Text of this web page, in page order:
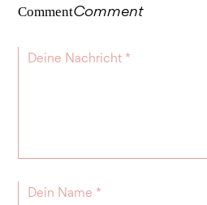
CommentComment